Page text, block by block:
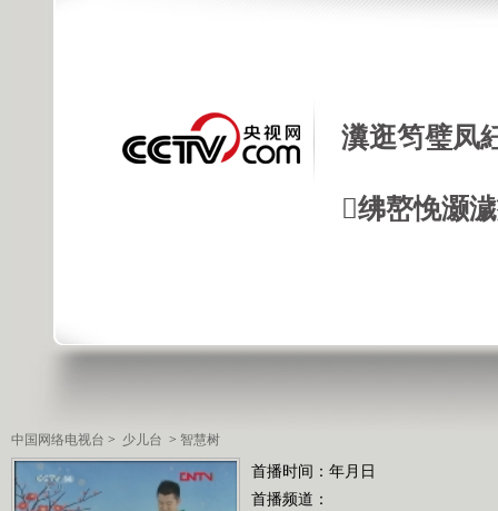
瀵逛笉璧凤
绋嶅悗灏
中国网络电视台 > 少儿台 > 智慧树
首播时间：年月日
首播频道：